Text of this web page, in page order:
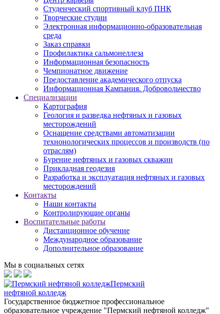
Студенческий спортивный клуб ПНК
Творческие студии
Электронная информационно-образовательная
среда
Заказ справки
Профилактика сальмонеллеза
Информационная безопасность
Чемпионатное движение
Предоставление академического отпуска
Информационная Кампания. Добровольчество
Специализации
Картография
Геология и разведка нефтяных и газовых
месторождений
Оснащение средствами автоматизации
технонологических процессов и производств (по
отраслям)
Бурение нефтяных и газовых скважин
Прикладная геодезия
Разработка и эксплуатация нефтяных и газовых
месторождений
Контакты
Наши контакты
Контролирующие органы
Воспитательные работы
Дистанционное обучение
Международное образование
Дополнительное образование
Мы в социальных сетях
Пермский
нефтяной колледж
Государственное бюджетное профессиональное
образовательное учреждение "Пермский нефтяной колледж"